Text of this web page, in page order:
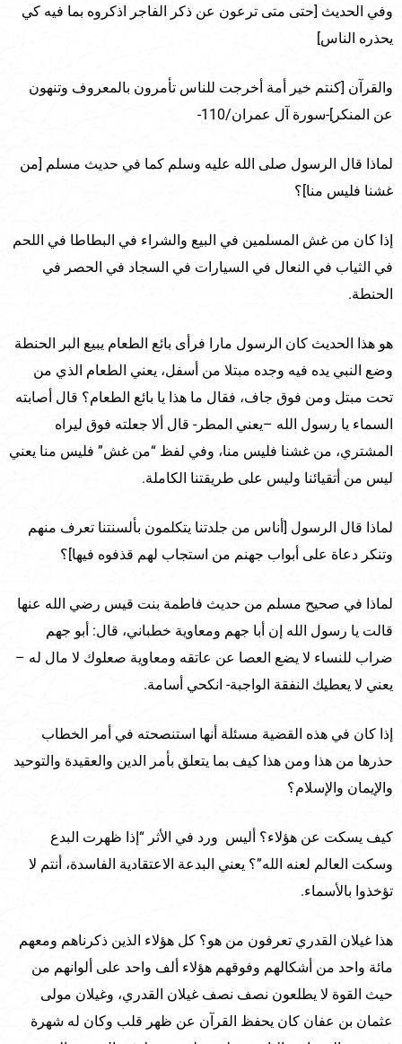
وفي الحديث [حتى متى ترعون عن ذكر الفاجر اذكروه بما فيه كي
يحذره الناس]
والقرآن [كنتم خير أمة أخرجت للناس تأمرون بالمعروف وتنهون
عن المنكر]-سورة آل عمران/110-
لماذا قال الرسول صلى الله عليه وسلم كما في حديث مسلم [من
غشنا فليس منا]؟
إذا كان من غش المسلمين في البيع والشراء في البطاطا في اللحم
في الثياب في النعال في السيارات في السجاد في الحصر في
الحنطة.
هو هذا الحديث كان الرسول مارا فرأى بائع الطعام يبيع البر الحنطة
وضع النبي يده فيه وجده مبتلا من أسفل، يعني الطعام الذي من
تحت مبتل ومن فوق جاف، فقال ما هذا يا بائع الطعام؟ قال أصابته
السماء يا رسول الله –يعني المطر- قال ألا جعلته فوق ليراه
المشتري، من غشنا فليس منا، وفي لفظ “من غش” فليس منا يعني
ليس من أتقيائنا وليس على طريقتنا الكاملة.
لماذا قال الرسول [أناس من جلدتنا يتكلمون بألسنتنا تعرف منهم
وتنكر دعاة على أبواب جهنم من استجاب لهم قذفوه فيها]؟
لماذا في صحيح مسلم من حديث فاطمة بنت قيس رضي الله عنها
قالت يا رسول الله إن أبا جهم ومعاوية خطباني، قال: أبو جهم
ضراب للنساء لا يضع العصا عن عاتقه ومعاوية صعلوك لا مال له –
يعني لا يعطيك النفقة الواجبة- انكحي أسامة.
إذا كان في هذه القضية مسئلة أنها استنصحته في أمر الخطاب
حذرها من هذا ومن هذا كيف بما يتعلق بأمر الدين والعقيدة والتوحيد
والإيمان والإسلام؟
كيف يسكت عن هؤلاء؟ أليس ورد في الأثر “إذا ظهرت البدع
وسكت العالم لعنه الله”؟ يعني البدعة الاعتقادية الفاسدة، أنتم لا
تؤخذوا بالأسماء.
هذا غيلان القدري تعرفون من هو؟ كل هؤلاء الذين ذكرناهم ومعهم
مائة واحد من أشكالهم وفوقهم هؤلاء ألف واحد على ألوانهم من
حيث القوة لا يطلعون نصف نصف غيلان القدري، وغيلان مولى
عثمان بن عفان كان يحفظ القرآن عن ظهر قلب وكان له شهرة